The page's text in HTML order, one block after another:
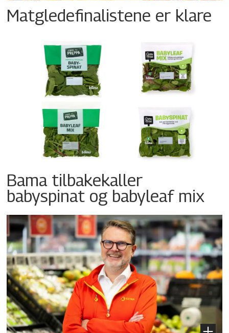
Matgledefinalistene er klare
Bama tilbakekaller
babyspinat og babyleaf mix